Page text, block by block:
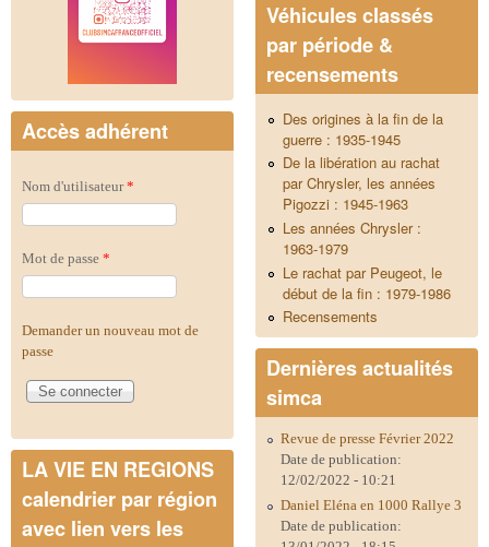
Accès adhérent
Nom d'utilisateur*
Mot de passe *
Demander un nouveau mot de
passe
LA VIE EN REGIONS
calendrier par région
avec lien vers les
Véhicules classés
par période &
recensements
Des origines à la fin de la
guerre : 1935-1945
De la libération au rachat
par Chrysler, les années
Pigozzi : 1945-1963
Les années Chrysler :
1963-1979
Le rachat par Peugeot, le
début de la fin : 1979-1986
Recensements
Dernières actualités
simca
Revue de presse Février 2022
Date de publication:
12/02/2022 - 10:21
Daniel Eléna en 1000 Rallye 3
Date de publication: